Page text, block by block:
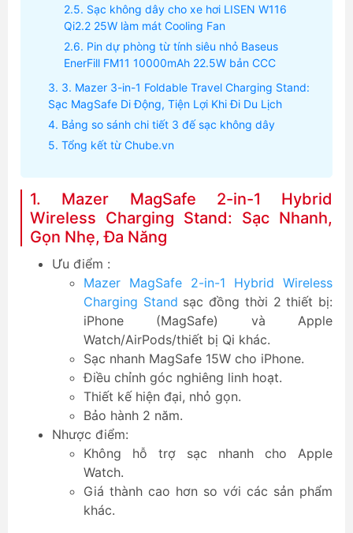
Sạc không dây cho xe hơi LISEN W116
Qi2.2 25W làm mát Cooling Fan
Pin dự phòng từ tính siêu nhỏ Baseus
EnerFill FM11 10000mAh 22.5W bản CCC
3. Mazer 3-in-1 Foldable Travel Charging Stand:
Sạc MagSafe Di Động, Tiện Lợi Khi Đi Du Lịch
Bảng so sánh chi tiết 3 đế sạc không dây
Tổng kết từ Chube.vn
1. Mazer MagSafe 2-in-1 Hybrid
Wireless Charging Stand: Sạc Nhanh,
Gọn Nhẹ, Đa Năng
Ưu điểm :
Mazer MagSafe 2-in-1 Hybrid Wireless
Charging Stand sạc đồng thời 2 thiết bị:
iPhone (MagSafe) và Apple
Watch/AirPods/thiết bị Qi khác.
Sạc nhanh MagSafe 15W cho iPhone.
Điều chỉnh góc nghiêng linh hoạt.
Thiết kế hiện đại, nhỏ gọn.
Bảo hành 2 năm.
Nhược điểm:
Không hỗ trợ sạc nhanh cho Apple
Watch.
Giá thành cao hơn so với các sản phẩm
khác.